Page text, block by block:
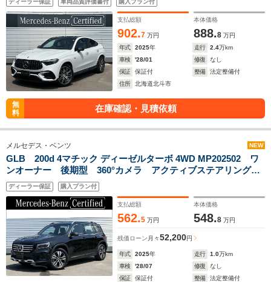
ウンド シートベンチレーション AMGナイトパッケージ ス
テアリングヒーター フロントタイヤ2本交換
ディーラー保証 車両品質評価書付 購入プラン付
支払総額
902.7 万円
本体価格
888.8 万円
年式
2025年 走行 2.4万km
車検
'28/01 修復
なし
保証
保証付 整備
法定整備付
住所
北海道北斗市
無
料
在庫確認・見積依頼
メルセデス・ベンツ NEW
GLB 200d 4マチック ディーゼルターボ 4WD MP202502 ワ
ンオーナー 後期型 360°カメラ アクティブステアリングア
シスト シートヒーター 電動リアゲート フットトランクオ
ープナー
ディーラー保証 購入プラン付
支払総額
562.5 万円
本体価格
548.8 万円
残価ローン 月々52,200円
年式 2025年 走行 1.0万km
車検
'28/07 修復
なし
保証
保証付 整備
法定整備付